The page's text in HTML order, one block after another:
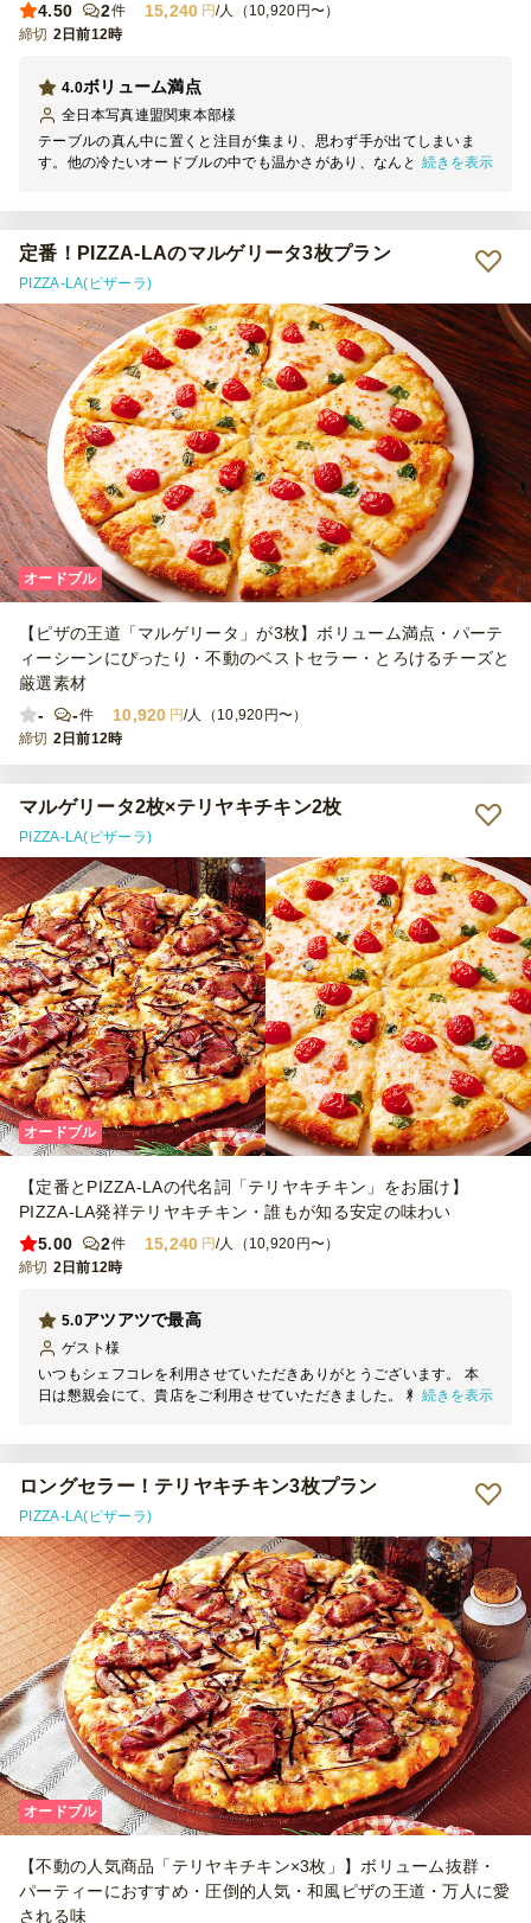
4.50
2件 15,240 円/人（10,920円〜）
締切 2日前12時
ボリューム満点
4.0
全日本写真連盟関東本部様
テーブルの真ん中に置くと注目が集まり、思わず手が出てしまいま
す。他の冷たいオードブルの中でも温かさがあり、なんと言ってもピ
うにしたいです。
続きを表示
定番！PIZZA-LAのマルゲリータ3枚プラン
PIZZA-LA(ピザーラ)
オードブル
【ピザの王道「マルゲリータ」が3枚】ボリューム満点・パーテ
ィーシーンにぴったり・不動のベストセラー・とろけるチーズと
厳選素材
-
-件 10,920 円/人（10,920円〜）
締切 2日前12時
マルゲリータ2枚×テリヤキチキン2枚
PIZZA-LA(ピザーラ)
オードブル
【定番とPIZZA-LAの代名詞「テリヤキチキン」をお届け】
PIZZA-LA発祥テリヤキチキン・誰もが知る安定の味わい
5.00
2件 15,240 円/人（10,920円〜）
締切 2日前12時
アツアツで最高
5.0
ゲスト 様
いつもシェフコレを利用させていただきありがとうございます。 本
日は懇親会にて、貴店をご利用させていただきました。 料理の見た
続きを表示
ロングセラー！テリヤキチキン3枚プラン
PIZZA-LA(ピザーラ)
オードブル
【不動の人気商品「テリヤキチキン×3枚」】ボリューム抜群・
パーティーにおすすめ・圧倒的人気・和風ピザの王道・万人に愛
される味